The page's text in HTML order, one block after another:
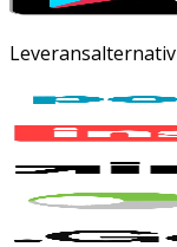
Leveransalternativ